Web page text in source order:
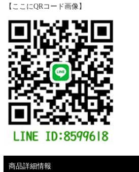
【ここにQRコード画像】
商品詳細情報